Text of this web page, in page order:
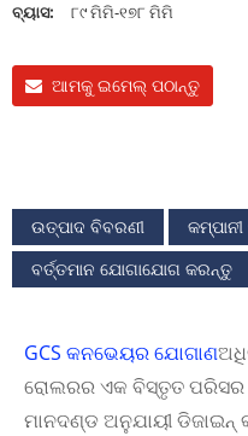
ବ୍ୟାସ:
୮୯ ମିମି-୧୭୮ ମିମି
ଆମକୁ ଇମେଲ୍ ପଠାନ୍ତୁ
ଉତ୍ପାଦ ବିବରଣୀ କମ୍ପାନୀ
ବର୍ତ୍ତମାନ ଯୋଗାଯୋଗ କରନ୍ତୁ
GCS କନଭେୟର ଯୋଗାଣ
ରୋଲରର ଏକ ବିସ୍ତୃତ ପରିସର
ମାନଦଣ୍ଡ ଅନୁଯାୟୀ ଡିଜାଇନ୍